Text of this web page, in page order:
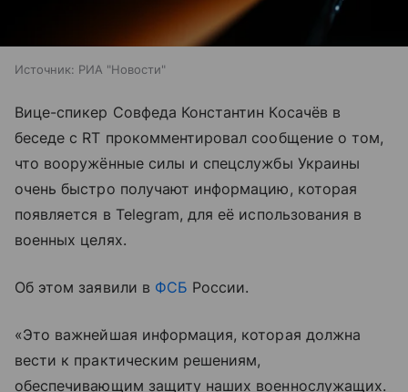
Источник: РИА "Новости"
Вице-спикер Совфеда Константин Косачёв в
беседе с RT прокомментировал сообщение о том,
что вооружённые силы и спецслужбы Украины
очень быстро получают информацию, которая
появляется в Telegram, для её использования в
военных целях.
Об этом заявили в ФСБ России.
«Это важнейшая информация, которая должна
вести к практическим решениям,
обеспечивающим защиту наших военнослужащих.